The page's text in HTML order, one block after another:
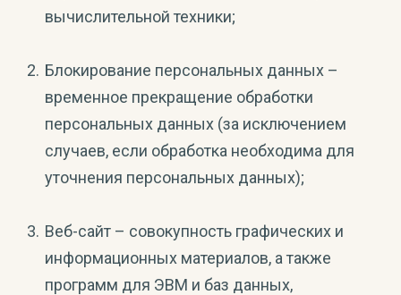
вычислительной техники;
Блокирование персональных данных –
временное прекращение обработки
персональных данных (за исключением
случаев, если обработка необходима для
уточнения персональных данных);
Веб-сайт – совокупность графических и
информационных материалов, а также
программ для ЭВМ и баз данных,